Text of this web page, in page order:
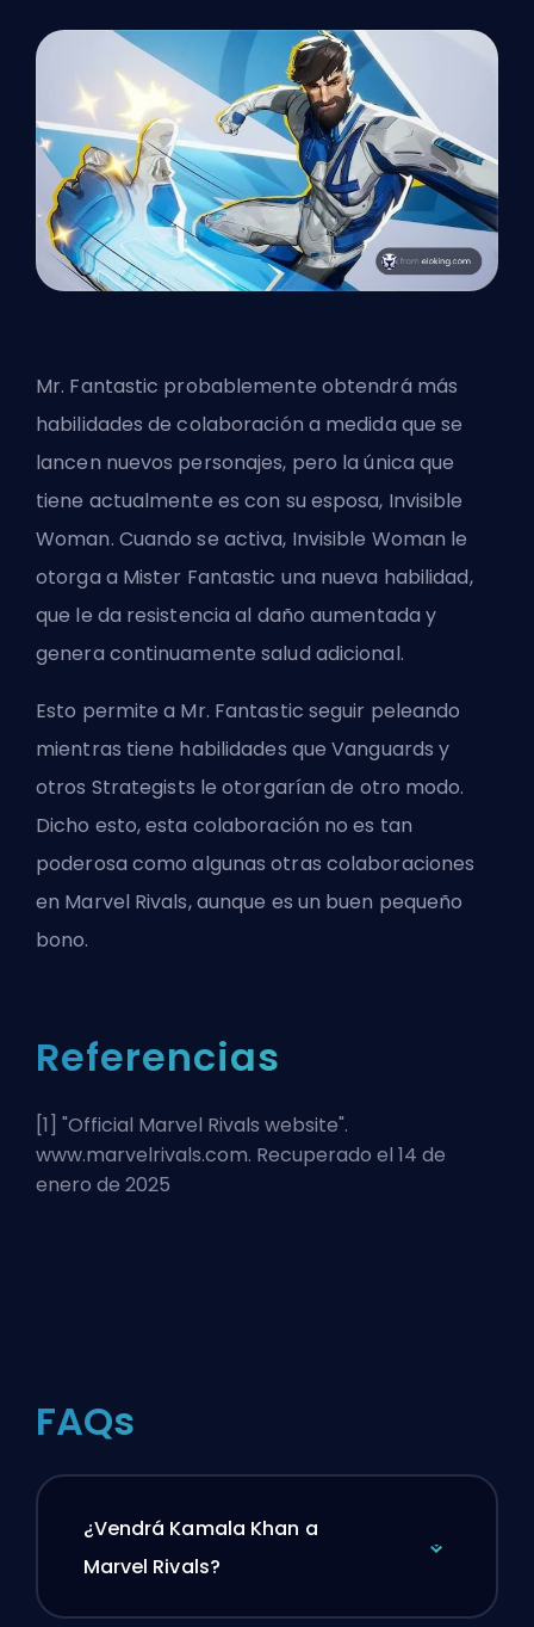
Mr. Fantastic probablemente obtendrá más
habilidades de colaboración a medida que se
lancen nuevos personajes, pero la única que
tiene actualmente es con su esposa, Invisible
Woman. Cuando se activa, Invisible Woman le
otorga a Mister Fantastic una nueva habilidad,
que le da resistencia al daño aumentada y
genera continuamente salud adicional.
Esto permite a Mr. Fantastic seguir peleando
mientras tiene habilidades queVanguardsy
otros Strategists le otorgarían de otro modo.
Dicho esto, esta colaboración no es tan
poderosa como algunas otras colaboraciones
en Marvel Rivals, aunque es un buen pequeño
bono.
Referencias
[1] "Official Marvel Rivals website".
www.marvelrivals.com. Recuperado el 14 de
enero de 2025
FAQs
¿Vendrá Kamala Khan a
Marvel Rivals?